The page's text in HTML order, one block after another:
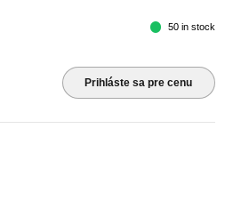
50 in stock
Prihláste sa pre cenu